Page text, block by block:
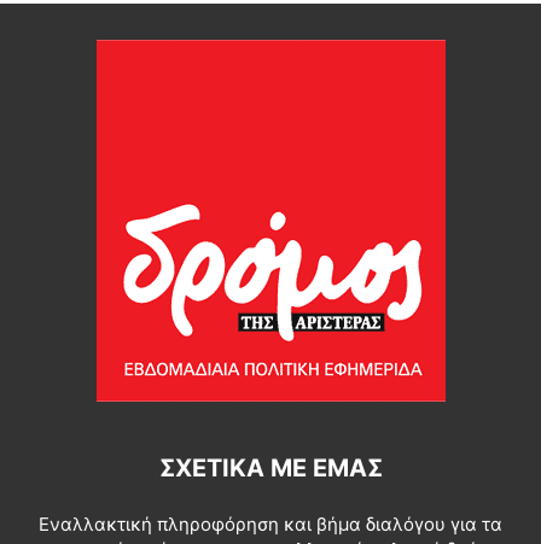
ΣΧΕΤΙΚΆ ΜΕ ΕΜΆΣ
Εναλλακτική πληροφόρηση και βήμα διαλόγου για τα